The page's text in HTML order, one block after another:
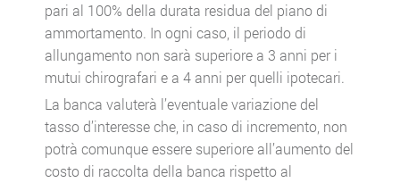
pari al 100% della durata residua del piano di
ammortamento. In ogni caso, il periodo di
allungamento non sarà superiore a 3 anni per i
mutui chirografari e a 4 anni per quelli ipotecari.
La banca valuterà l’eventuale variazione del
tasso d’interesse che, in caso di incremento, non
potrà comunque essere superiore all’aumento del
costo di raccolta della banca rispetto al